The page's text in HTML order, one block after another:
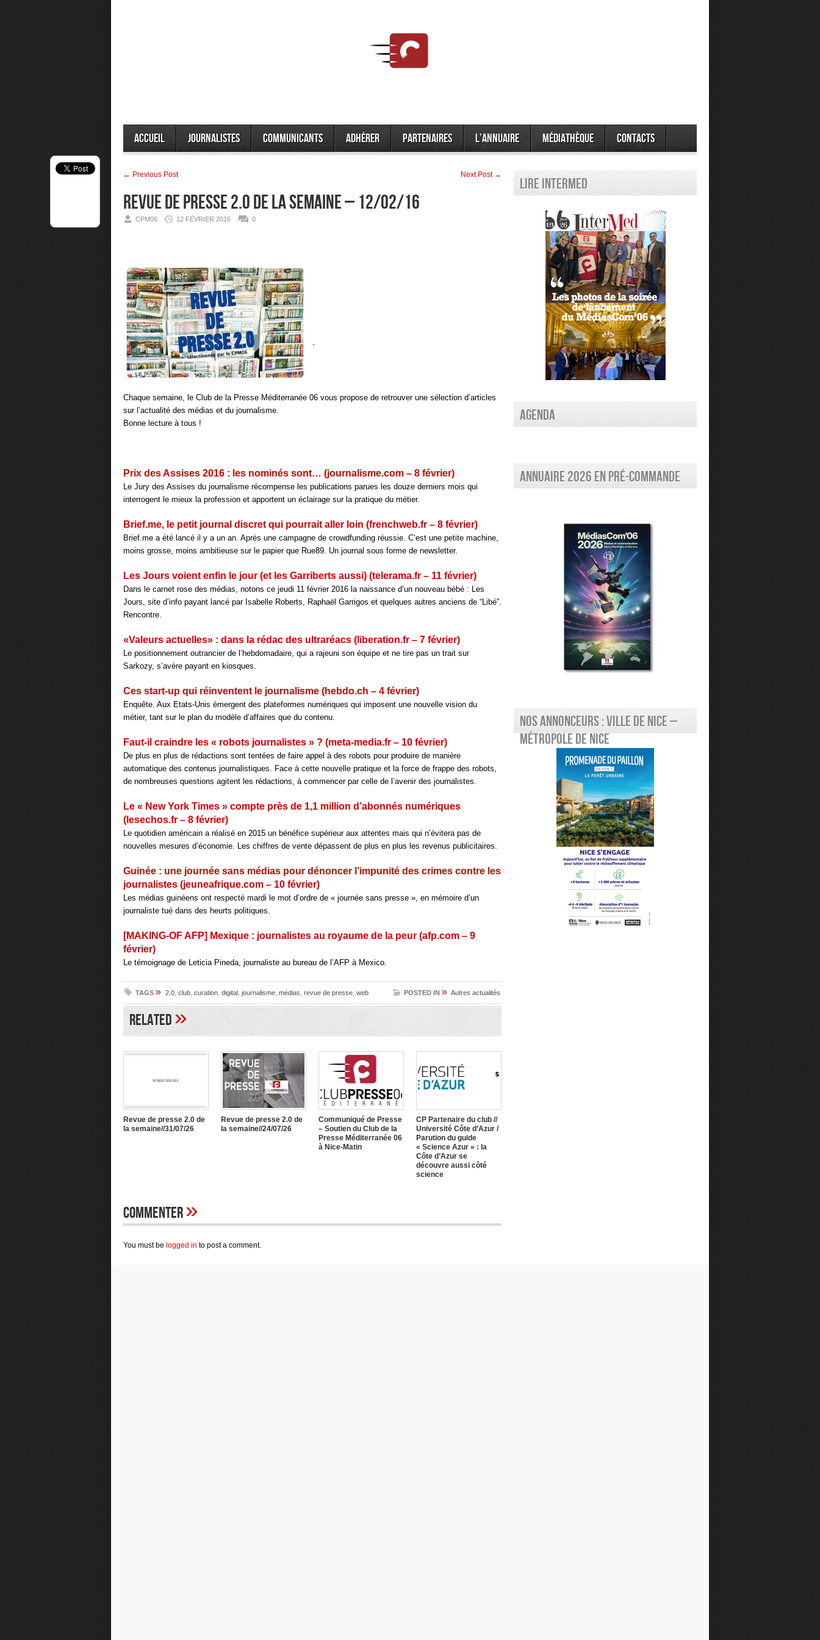
Accueil Journalistes Communicants Adhérer Partenaires L’annuaire Médiathèque Contacts
← Previous Post Next Post →
Revue de presse 2.0 de la semaine – 12/02/16
CPM06 12 FÉVRIER 2016 0
`
Chaque semaine, le Club de la Presse Méditerranée 06 vous propose de retrouver une sélection d’articles
sur l’actualité des médias et du journalisme.
Bonne lecture à tous !
Prix des Assises 2016 : les nominés sont… (journalisme.com – 8 février)
Le Jury des Assises du journalisme récompense les publications parues les douze derniers mois qui
interrogent le mieux la profession et apportent un éclairage sur la pratique du métier.
Brief.me, le petit journal discret qui pourrait aller loin (frenchweb.fr – 8 février)
Brief.me a été lancé il y a un an. Après une campagne de crowdfunding réussie. C’est une petite machine,
moins grosse, moins ambitieuse sur le papier que Rue89. Un journal sous forme de newsletter.
Les Jours voient enfin le jour (et les Garriberts aussi) (telerama.fr – 11 février)
Dans le carnet rose des médias, notons ce jeudi 11 février 2016 la naissance d’un nouveau bébé : Les
Jours, site d’info payant lancé par Isabelle Roberts, Raphaël Garrigos et quelques autres anciens de “Libé”.
Rencontre.
«Valeurs actuelles» : dans la rédac des ultraréacs (liberation.fr – 7 février)
Le positionnement outrancier de l’hebdomadaire, qui a rajeuni son équipe et ne tire pas un trait sur
Sarkozy, s’avère payant en kiosques.
Ces start-up qui réinventent le journalisme (hebdo.ch – 4 février)
Enquête. Aux Etats-Unis émergent des plateformes numériques qui imposent une nouvelle vision du
métier, tant sur le plan du modèle d’affaires que du contenu.
Faut-il craindre les « robots journalistes » ? (meta-media.fr – 10 février)
De plus en plus de rédactions sont tentées de faire appel à des robots pour produire de manière
automatique des contenus journalistiques. Face à cette nouvelle pratique et la force de frappe des robots,
de nombreuses questions agitent les rédactions, à commencer par celle de l’avenir des journalistes.
Le « New York Times » compte près de 1,1 million d’abonnés numériques
(lesechos.fr – 8 février)
Le quotidien américain a réalisé en 2015 un bénéfice supérieur aux attentes mais qui n’évitera pas de
nouvelles mesures d’économie. Les chiffres de vente dépassent de plus en plus les revenus publicitaires.
Guinée : une journée sans médias pour dénoncer l’impunité des crimes contre les
journalistes (jeuneafrique.com – 10 février)
Les médias guinéens ont respecté mardi le mot d’ordre de « journée sans presse », en mémoire d’un
journaliste tué dans des heurts politiques.
[MAKING-OF AFP] Mexique : journalistes au royaume de la peur (afp.com – 9
février)
Le témoignage de Leticia Pineda, journaliste au bureau de l’AFP à Mexico.
TAGS » 2.0 club curation digital journalisme médias revue de presse web POSTED IN » Autres actualités
Related»
Revue de presse 2.0 de
la semaine//31/07/26
Revue de presse 2.0 de
la semaine//24/07/26
Communiqué de Presse
– Soutien du Club de la
Presse Méditerranée 06
à Nice-Matin
CP Partenaire du club //
Université Côte d’Azur /
Parution du guide
« Science Azur » : la
Côte d’Azur se
découvre aussi côté
science
Commenter»
You must be logged in to post a comment.
Lire Intermed
AGENDA
Annuaire 2026 en pré-commande
Nos annonceurs : Ville de Nice –
Métropole de Nice